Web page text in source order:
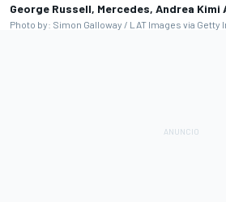
George Russell, Mercedes, Andrea
Photo by: Simon Galloway / LAT Images via Getty